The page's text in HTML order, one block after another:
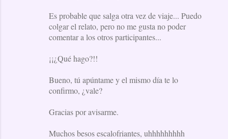
Es probable que salga otra vez de viaje... Puedo
colgar el relato, pero no me gusta no poder
comentar a los otros participantes...
¡¡¿Qué hago?!!
Bueno, tú apúntame y el mismo día te lo
confirmo, ¿vale?
Gracias por avisarme.
Muchos besos escalofriantes, uhhhhhhhhh